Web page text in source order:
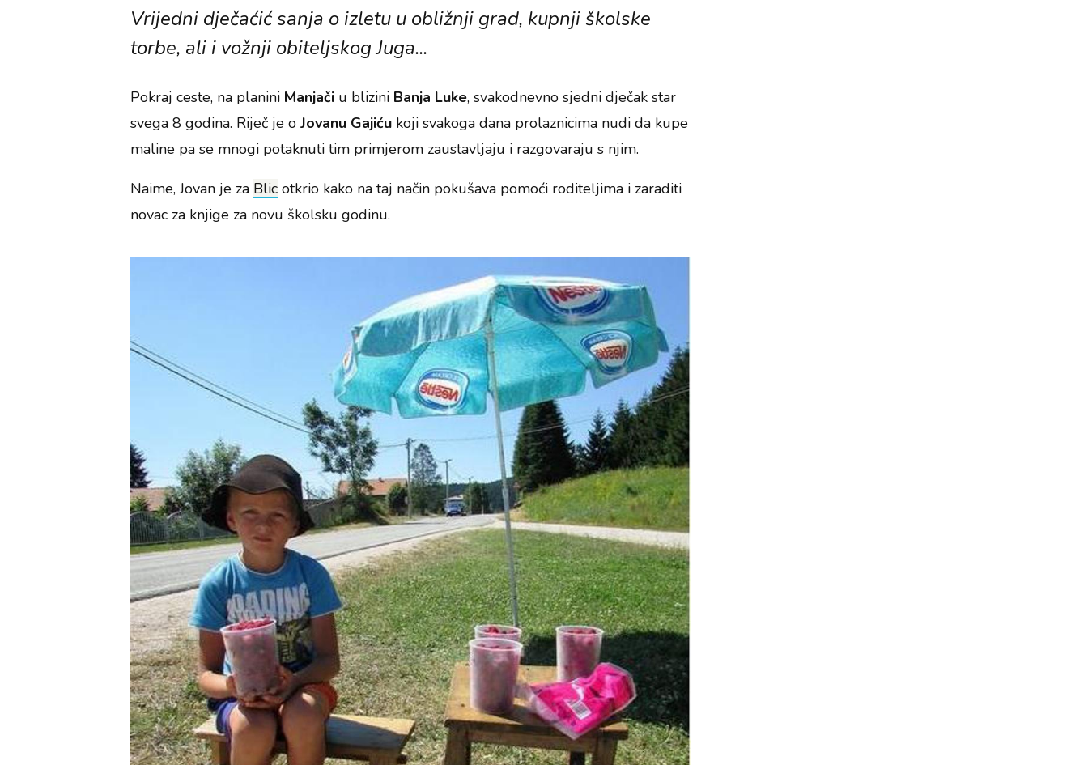
Vrijedni dječaćić sanja o izletu u obližnji grad, kupnji školske
torbe, ali i vožnji obiteljskog Juga...
Pokraj ceste, na planini Manjači u blizini Banja Luke, svakodnevno sjedni dječak star
svega 8 godina. Riječ je o Jovanu Gajiću koji svakoga dana prolaznicima nudi da kupe
maline pa se mnogi potaknuti tim primjerom zaustavljaju i razgovaraju s njim.
Naime, Jovan je za Blic otkrio kako na taj način pokušava pomoći roditeljima i zaraditi
novac za knjige za novu školsku godinu.